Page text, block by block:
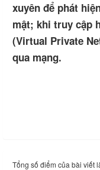
xuyên để phát
mật; khi truy cập
(Virtual Private
qua mạng.
Tổng số điểm của bài viết